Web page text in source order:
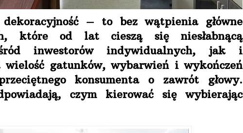
dekoracyjność – to bez wątpienia główne
które od lat cieszą się niesłabnącą
inwestorów indywidualnych, jak i
gatunków, wybarwień i wykończeń
konsumenta o zawrót głowy.
czym kierować się wybierając